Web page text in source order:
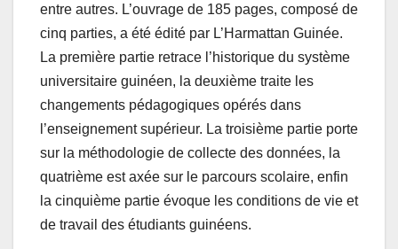
entre autres. L’ouvrage de 185 pages, composé de
cinq parties, a été édité par L’Harmattan Guinée.
La première partie retrace l’historique du système
universitaire guinéen, la deuxième traite les
changements pédagogiques opérés dans
l’enseignement supérieur. La troisième partie porte
sur la méthodologie de collecte des données, la
quatrième est axée sur le parcours scolaire, enfin
la cinquième partie évoque les conditions de vie et
de travail des étudiants guinéens.